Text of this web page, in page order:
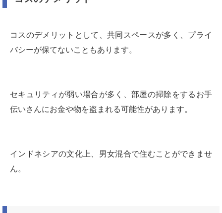
コスのデメリットとして、共同スペースが多く、プライ
バシーが保てないこともあります。
セキュリティが弱い場合が多く、部屋の掃除をするお手
伝いさんにお金や物を盗まれる可能性があります。
インドネシアの文化上、男女混合で住むことができませ
ん。